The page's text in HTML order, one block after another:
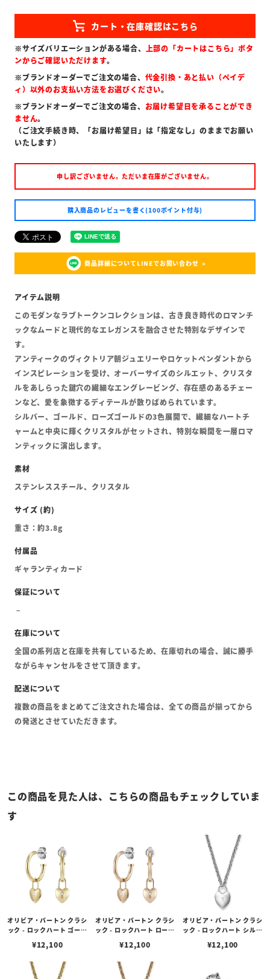
※サイズバリエーションがある場合、 上部の「カートはこちら」ボタ
ンからご確認いただけます。
※ブランドオーダーでご注文の場合、 代金引換・あと払い（ペイデ
ィ）以外のお支払い方法をお選びください。
※ブランドオーダーでご注文の場合、 お届け希望日を承ることができ
ません。
（ご注文手続き時、「お届け希望日」は「指定なし」のままでお願い
いたします）
申し訳ございません。ただいま在庫がございません。
購入商品のレビューを書く(100ポイント付与)
商品詳細についてLINEでお問い合わせ
このモダンなラブトークンコレクションは、古き良き時代のロマンチ
ックなムードと現代的なエレガンスを融合させた特別なデザインで
す。
アンティークのヴィクトリア朝ジュエリーやロケットペンダントから
インスピレーションを受け、オーバーサイズのシルエット、クリスタ
ルをあしらった鍵穴の繊細なエングレービング、存在感のあるチェー
ンなど、愛を象徴するディテールが散りばめられています。
シルバー、ゴールド、ローズゴールドの3色展開で、繊細なハートチ
ャームと中央に輝くクリスタルがセットされ、特別な瞬間を一層ロマ
ンティックに演出します。
ステンレススチール、クリスタル
重さ：約3.8g
ギャランティカード
全国の系列店と在庫を共有しているため、在庫切れの場合、誠に勝手
ながらキャンセルをさせて頂きます。
複数の商品をまとめてご注文された場合は、全ての商品が揃ってから
の発送とさせていただきます。
この商品を見た人は、こちらの商品もチェックしていま
す
オリビア・バートン クラシ
ック - ロックハート ゴール
¥12,100
オリビア・バートン クラシ
ック - ロックハート ローズ
¥12,100
オリビア・バートン クラシ
ック - ロックハート シルバ
¥12,100